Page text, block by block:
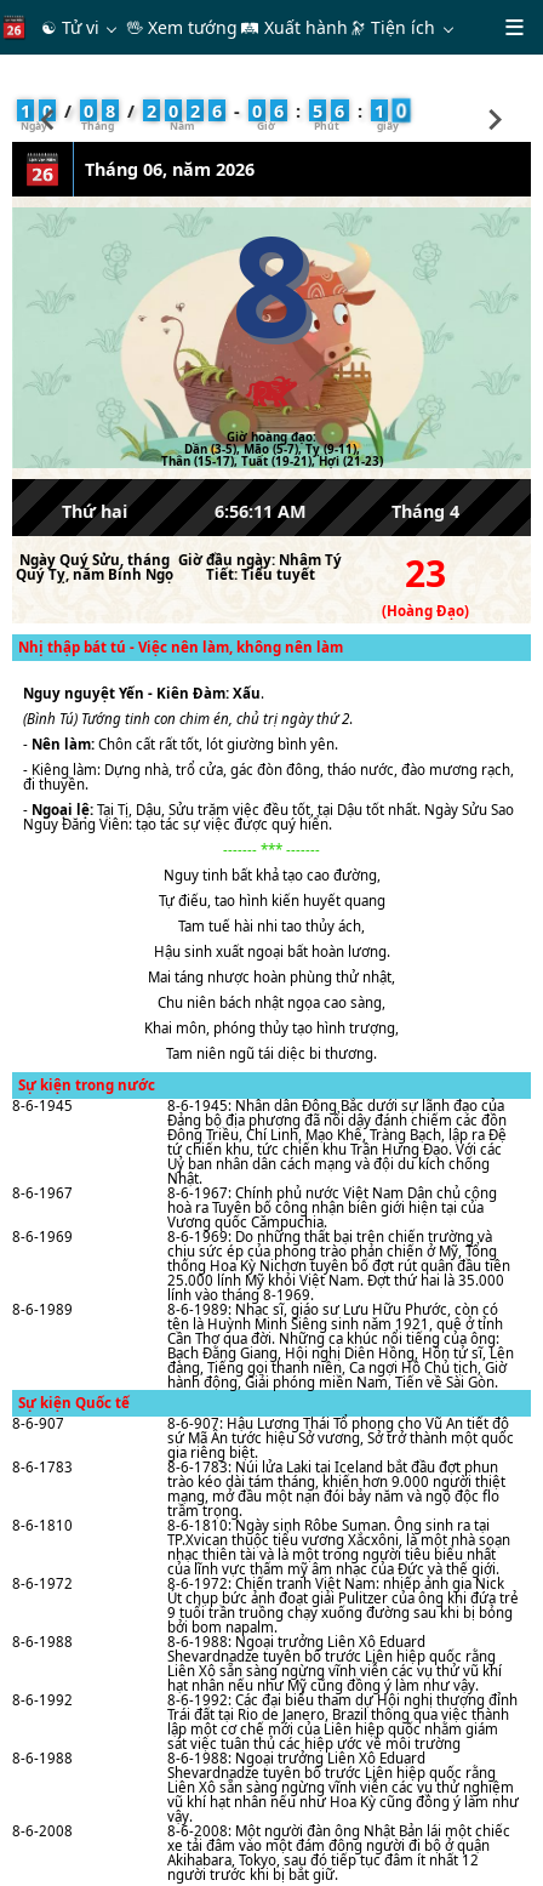
☯ Tử vi 🖖 Xem tướng 🛤 Xuất hành 🔭Tiện ích
1 0 / 0 8 / 2 0 2 6 - 0 6 : 5 6 : 1 1
Tháng 06, năm 2026
8
Giờ hoàng đạo:
Dần (3-5), Mão (5-7), Tỵ (9-11),
Thân (15-17), Tuất (19-21), Hợi (21-23)
Thứ hai 6:56:11 AM Tháng 4
NgàyQuý Sửu , tháng
Quý Tỵ , năm Bính Ngọ
Giờ đầu ngày: Nhâm Tý
Tiết: Tiểu tuyết 23
(Hoàng Đạo)
Nhị thập bát tú - Việc nên làm, không nên làm
Nguy nguyệt Yến - Kiên Đàm: Xấu.
(Bình Tú) Tướng tinh con chim én, chủ trị ngày thứ 2.
- Nên làm: Chôn cất rất tốt, lót giường bình yên.
- Kiêng làm: Dựng nhà, trổ cửa, gác đòn đông, tháo nước, đào mương rạch,
đi thuyền.
- Ngoại lệ: Tại Tị, Dậu, Sửu trăm việc đều tốt, tại Dậu tốt nhất. Ngày Sửu Sao
Nguy Đăng Viên: tạo tác sự việc được quý hiển.
------- *** -------
Nguy tinh bất khả tạo cao đường,
Tự điếu, tao hình kiến huyết quang
Tam tuế hài nhi tao thủy ách,
Hậu sinh xuất ngoại bất hoàn lương.
Mai táng nhược hoàn phùng thử nhật,
Chu niên bách nhật ngọa cao sàng,
Khai môn, phóng thủy tạo hình trượng,
Tam niên ngũ tái diệc bi thương.
Sự kiện trong nước
8-6-1945
8-6-1945: Nhân dân Đông Bắc dưới sự lãnh đạo của
Đảng bộ địa phương đã nổi dậy đánh chiếm các đồn
Đông Triều, Chí Linh, Mạo Khê, Tràng Bạch, lập ra Đệ
tứ chiến khu, tức chiến khu Trần Hưng Đạo. Với các
Uỷ ban nhân dân cách mạng và đội du kích chống
Nhật.
8-6-1967
8-6-1967: Chính phủ nước Việt Nam Dân chủ cộng
hoà ra Tuyên bố công nhận biên giới hiện tại của
Vương quốc Cǎmpuchia.
8-6-1969
8-6-1969: Do những thất bại trên chiến trường và
chịu sức ép của phong trào phản chiến ở Mỹ, Tổng
thống Hoa Kỳ Nichơn tuyên bố đợt rút quân đầu tiên
25.000 lính Mỹ khỏi Việt Nam. Đợt thứ hai là 35.000
lính vào tháng 8-1969.
8-6-1989
8-6-1989: Nhạc sĩ, giáo sư Lưu Hữu Phước, còn có
tên là Huỳnh Minh Siêng sinh nǎm 1921, quê ở tỉnh
Cần Thơ qua đời. Những ca khúc nổi tiếng của ông:
Bạch Đằng Giang, Hội nghị Diên Hồng, Hồn tử sĩ, Lên
đàng, Tiếng gọi thanh niên, Ca ngợi Hồ Chủ tịch, Giờ
hành động, Giải phóng miền Nam, Tiến về Sài Gòn.
Sự kiện Quốc tế
8-6-907
8-6-907: Hậu Lương Thái Tổ phong cho Vũ An tiết độ
sứ Mã Ân tước hiệu Sở vương, Sở trở thành một quốc
gia riêng biệt.
8-6-1783
8-6-1783: Núi lửa Laki tại Iceland bắt đầu đợt phun
trào kéo dài tám tháng, khiến hơn 9.000 người thiệt
mạng, mở đầu một nạn đói bảy năm và ngộ độc flo
trầm trọng.
8-6-1810
8-6-1810: Ngày sinh Rôbe Suman. Ông sinh ra tại
TP.Xvican thuộc tiểu vương Xắcxôni, là một nhà soạn
nhạc thiên tài và là một trong người tiêu biểu nhất
của lĩnh vực thấm mỹ âm nhạc của Đức và thế giới.
8-6-1972
8-6-1972: Chiến tranh Việt Nam: nhiếp ảnh gia Nick
Út chụp bức ảnh đoạt giải Pulitzer của ông khi đứa trẻ
9 tuổi trần truồng chạy xuống đường sau khi bị bỏng
bởi bom napalm.
8-6-1988
8-6-1988: Ngoại trưởng Liên Xô Eduard
Shevardnadze tuyên bố trước Liên hiệp quốc rằng
Liên Xô sẵn sàng ngừng vĩnh viễn các vụ thử vũ khí
hạt nhân nếu như Mỹ cũng đồng ý làm như vậy.
8-6-1992
8-6-1992: Các đại biểu tham dự Hội nghị thượng đỉnh
Trái đất tại Rio de Janero, Brazil thông qua việc thành
lập một cơ chế mới của Liên hiệp quốc nhằm giám
sát việc tuân thủ các hiệp ước về môi trường
8-6-1988
8-6-1988: Ngoại trưởng Liên Xô Eduard
Shevardnadze tuyên bố trước Liên hiệp quốc rằng
Liên Xô sẵn sàng ngừng vĩnh viễn các vụ thử nghiệm
vũ khí hạt nhân nếu như Hoa Kỳ cũng đồng ý làm như
vậy.
8-6-2008
8-6-2008: Một người đàn ông Nhật Bản lái một chiếc
xe tải đâm vào một đám đông người đi bộ ở quận
Akihabara, Tokyo, sau đó tiếp tục đâm ít nhất 12
người trước khi bị bắt giữ.